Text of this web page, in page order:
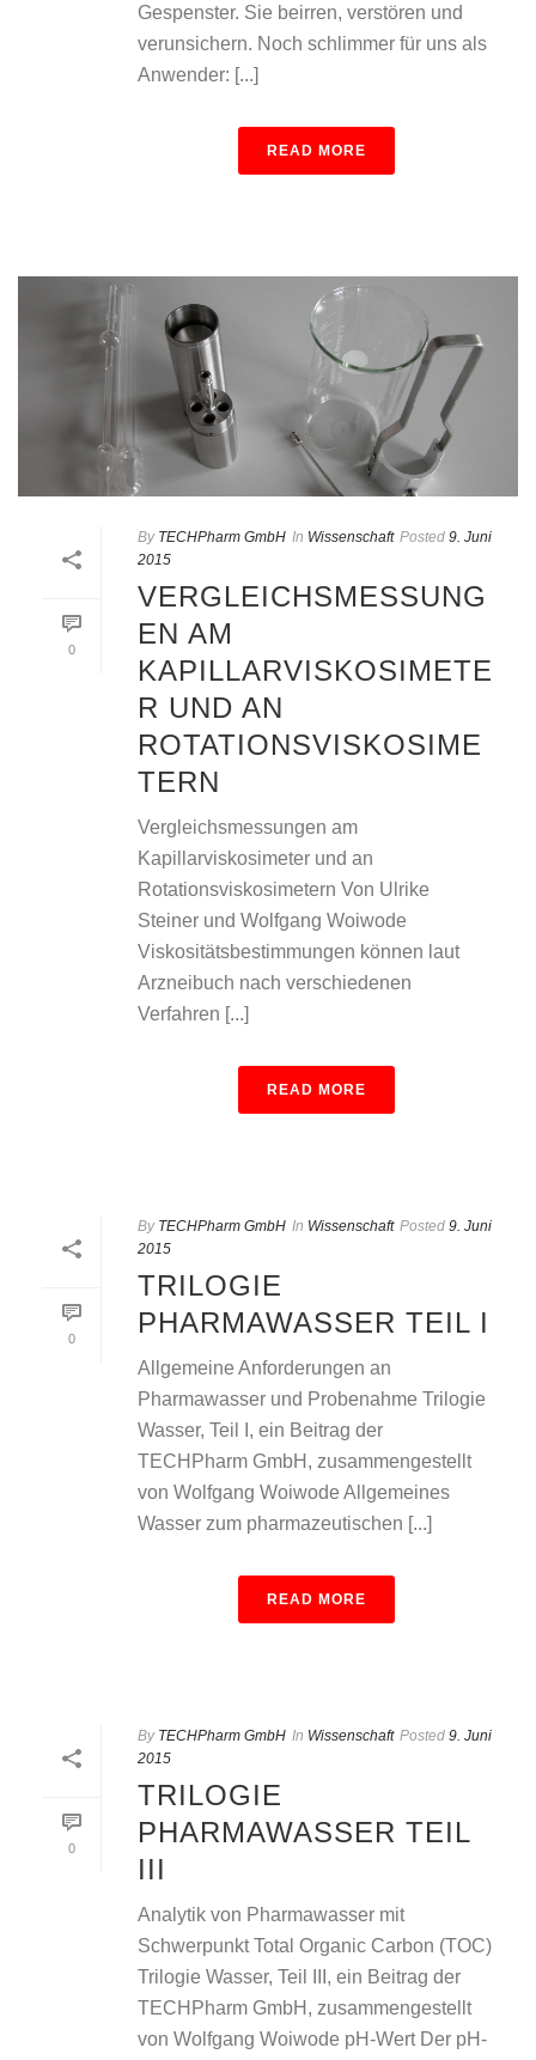
Gespenster. Sie beirren, verstören und
verunsichern. Noch schlimmer für uns als
Anwender: [...]
READ MORE
0
By TECHPharm GmbH In Wissenschaft Posted 9. Juni
2015
VERGLEICHSMESSUNG
EN AM
KAPILLARVISKOSIMETE
R UND AN
ROTATIONSVISKOSIME
TERN
Vergleichsmessungen am
Kapillarviskosimeter und an
Rotationsviskosimetern Von Ulrike
Steiner und Wolfgang Woiwode
Viskositätsbestimmungen können laut
Arzneibuch nach verschiedenen
Verfahren [...]
READ MORE
0
By TECHPharm GmbH In Wissenschaft Posted 9. Juni
2015
TRILOGIE
PHARMAWASSER TEIL I
Allgemeine Anforderungen an
Pharmawasser und Probenahme Trilogie
Wasser, Teil I, ein Beitrag der
TECHPharm GmbH, zusammengestellt
von Wolfgang Woiwode Allgemeines
Wasser zum pharmazeutischen [...]
READ MORE
0
By TECHPharm GmbH In Wissenschaft Posted 9. Juni
2015
TRILOGIE
PHARMAWASSER TEIL
III
Analytik von Pharmawasser mit
Schwerpunkt Total Organic Carbon (TOC)
Trilogie Wasser, Teil III, ein Beitrag der
TECHPharm GmbH, zusammengestellt
von Wolfgang Woiwode pH-Wert Der pH-